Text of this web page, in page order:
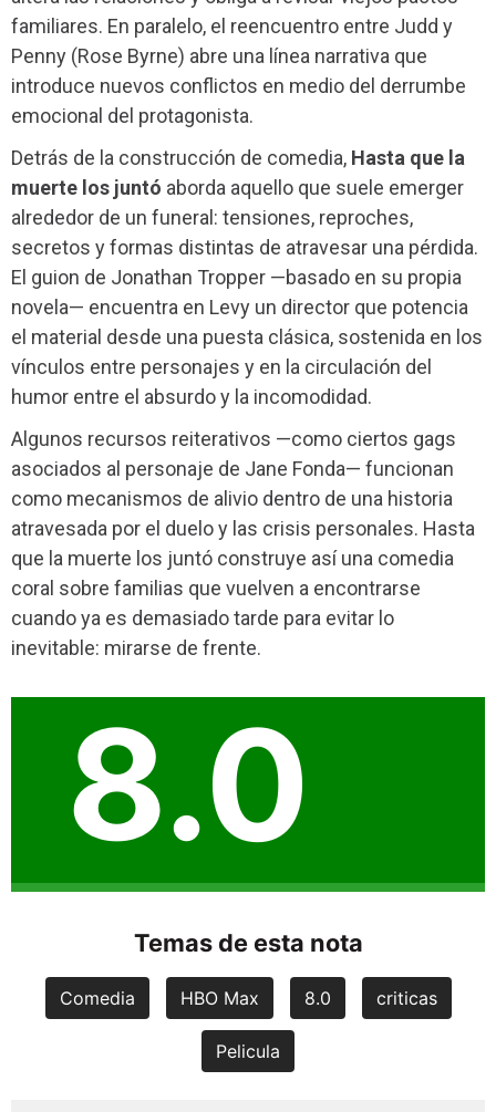
familiares. En paralelo, el reencuentro entre Judd y
Penny (Rose Byrne) abre una línea narrativa que
introduce nuevos conflictos en medio del derrumbe
emocional del protagonista.
Detrás de la construcción de comedia, Hasta que la
muerte los juntó aborda aquello que suele emerger
alrededor de un funeral: tensiones, reproches,
secretos y formas distintas de atravesar una pérdida.
El guion de Jonathan Tropper —basado en su propia
novela— encuentra en Levy un director que potencia
el material desde una puesta clásica, sostenida en los
vínculos entre personajes y en la circulación del
humor entre el absurdo y la incomodidad.
Algunos recursos reiterativos —como ciertos gags
asociados al personaje de Jane Fonda— funcionan
como mecanismos de alivio dentro de una historia
atravesada por el duelo y las crisis personales. Hasta
que la muerte los juntó construye así una comedia
coral sobre familias que vuelven a encontrarse
cuando ya es demasiado tarde para evitar lo
inevitable: mirarse de frente.
8.0
Temas de esta nota
Comedia HBO Max 8.0 criticas
Pelicula